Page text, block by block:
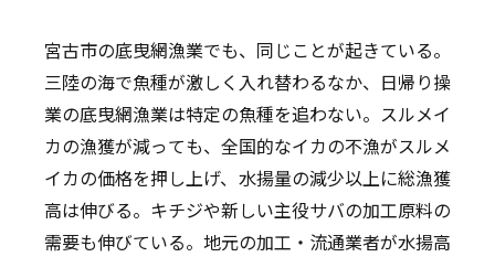
宮古市の底曳網漁業でも、同じことが起きている。
三陸の海で魚種が激しく入れ替わるなか、日帰り操
業の底曳網漁業は特定の魚種を追わない。スルメイ
カの漁獲が減っても、全国的なイカの不漁がスルメ
イカの価格を押し上げ、水揚量の減少以上に総漁獲
高は伸びる。キチジや新しい主役サバの加工原料の
需要も伸びている。地元の加工・流通業者が水揚高